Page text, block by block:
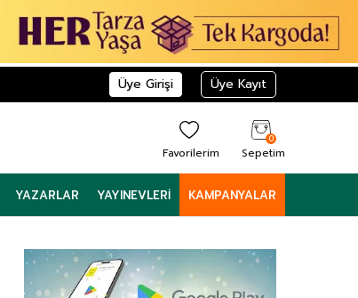
Üye Girişi Üye Kayıt
Favorilerim
0
Sepetim
YAZARLAR YAYINEVLERI KAMPANYALAR